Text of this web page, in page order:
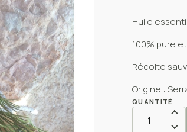
Huile
100% pure
Récolte
Origine :
QUANTITÉ